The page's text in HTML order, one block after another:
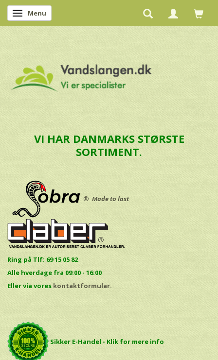
Skifte navigation
Menu
VI HAR DANMARKS STØRSTE
SORTIMENT.
® Made to last
Ring på Tlf: 69 15 05 82
Alle hverdage fra 09:00 - 16:00
Eller via vores kontaktformular.
Sikker E-Handel - Klik for mere info